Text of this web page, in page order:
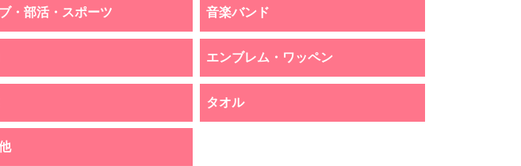
・部活・スポーツ 音楽バンド
エンブレム・ワッペン
タオル